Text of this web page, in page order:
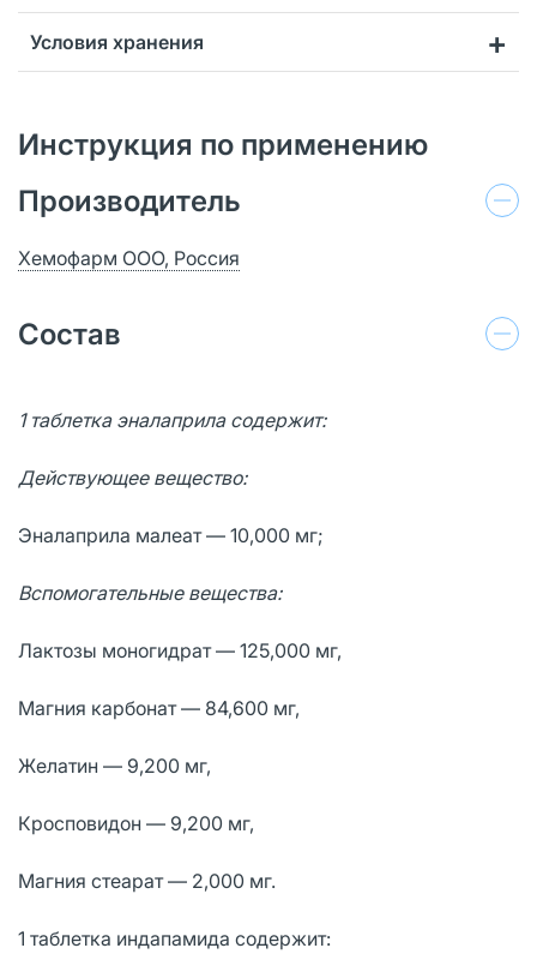
Условия хранения
Инструкция по применению
Производитель
Хемофарм ООО, Россия
Состав
1 таблетка эналаприла содержит:
Действующее вещество:
Эналаприла малеат — 10,000 мг;
Вспомогательные вещества:
Лaктозы моногидрат — 125,000 мг,
Мaгния кaрбонaт — 84,600 мг,
Желaтин — 9,200 мг,
Кросповидон — 9,200 мг,
Мaгния стеaрaт — 2,000 мг.
1 таблетка индапамида содержит: